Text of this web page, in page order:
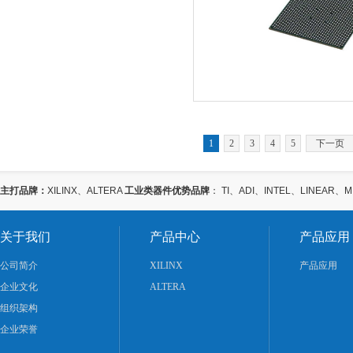
1 2 3 4 5 下一页
主打品牌： XILINX、ALTERA工业类器件优势品牌 ： TI、ADI、INTEL、LINEAR、
关于我们
公司简介
企业文化
组织架构
企业荣誉
产品中心
XILINX
ALTERA
产品应用
产品应用